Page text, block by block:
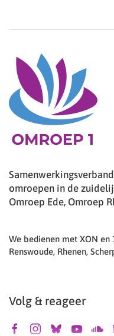
omroepen in de
Omroep Ede, Omroep
We bedienen met XON en
Renswoude, Rhenen,
Volg & reageer